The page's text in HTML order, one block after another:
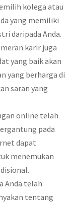
kolega atau
yang memiliki
daripada Anda.
karir juga
yang baik akan
yang berharga di
saran yang
online telah
pada
dapat
menemukan
Anda telah
tentang